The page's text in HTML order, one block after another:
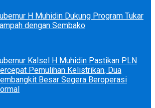
H Muhidin Dukung Program Tukar
dengan Sembako
Kalsel H Muhidin Pastikan PLN
Pemulihan Kelistrikan, Dua
Besar Segera Beroperasi